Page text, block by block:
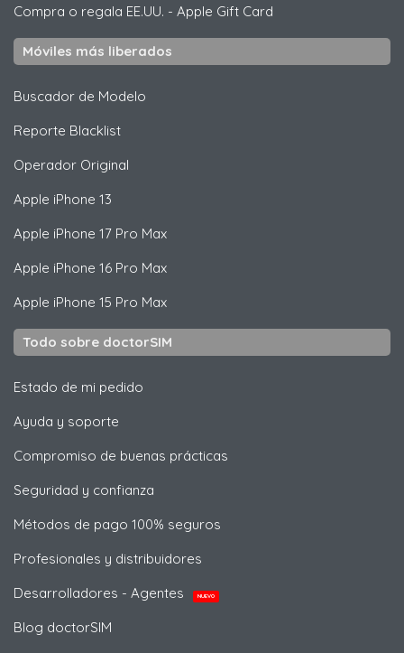
Compra o regala EE.UU. - Apple Gift Card
Móviles más liberados
Buscador de Modelo
Reporte Blacklist
Operador Original
Apple iPhone 13
Apple iPhone 17 Pro Max
Apple iPhone 16 Pro Max
Apple iPhone 15 Pro Max
Todo sobre doctorSIM
Estado de mi pedido
Ayuda y soporte
Compromiso de buenas prácticas
Seguridad y confianza
Métodos de pago 100% seguros
Profesionales y distribuidores
Desarrolladores - Agentes
NUEVO
Blog doctorSIM